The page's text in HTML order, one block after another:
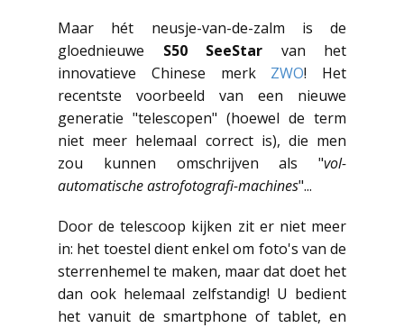
Maar hét neusje-van-de-zalm is de
gloednieuwe S50 SeeStar van het
innovatieve Chinese merk ZWO! Het
recentste voorbeeld van een nieuwe
generatie "telescopen" (hoewel de term
niet meer helemaal correct is), die men
zou kunnen omschrijven als "vol-
automatische astrofotografi-machines"...
Door de telescoop kijken zit er niet meer
in: het toestel dient enkel om foto's van de
sterrenhemel te maken, maar dat doet het
dan ook helemaal zelfstandig! U bedient
het vanuit de smartphone of tablet, en